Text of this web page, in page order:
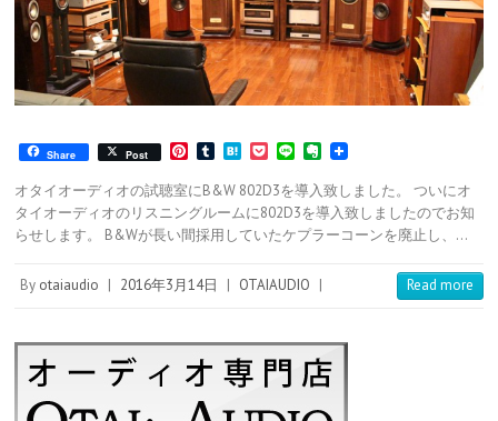
Share Post
P
n
t
e
r
s
t
T
m
l
r
H
t
e
n
a
P
c
k
e
t
L
n
e
E
e
r
n
o
オタイオーディオの試聴室にB&W 802D3を導入致しました。 ついにオ
タイオーディオのリスニングルームに802D3を導入致しましたのでお知
らせします。 B&Wが長い間採用していたケプラーコーンを廃止し、…
By otaiaudio | 2016年3月14日 | OTAIAUDIO | Read more